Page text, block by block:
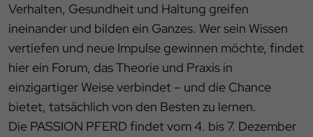
Verhalten, Gesundheit und Haltung greifen
ineinander und bilden ein Ganzes. Wer sein Wissen
vertiefen und neue Impulse gewinnen möchte, findet
hier ein Forum, das Theorie und Praxis in
einzigartiger Weise verbindet – und die Chance
bietet, tatsächlich von den Besten zu lernen.
Die PASSION PFERD findet vom 4. bis 7. Dezember